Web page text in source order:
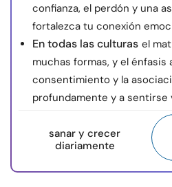
confianza, el perdón y una
fortalezca tu conexión
En todas las culturas el
muchas formas, y el énfasis
consentimiento y la
profundamente y a
sanar y crecer
diariamente